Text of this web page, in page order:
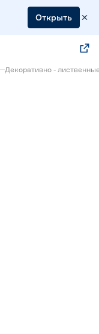
Открыть
Декоративно -